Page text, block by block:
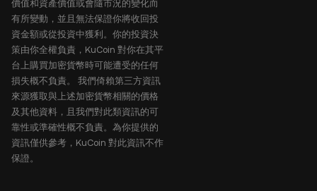
價值和資產價值或會隨市況的變化而
有所變動，並且無法保證你將收回投
資金額或從投資中獲利。你的投資決
策由你全權負責，KuCoin 對你在其平
台上購買加密貨幣時可能遭受的任何
損失概不負責。 我們倚賴第三方資訊
來源獲取與上述加密貨幣相關的價格
及其他資料，且我們對此類資訊的可
靠性或準確性概不負責。為你提供的
資訊僅供參考，KuCoin 對此資訊不作
保證。